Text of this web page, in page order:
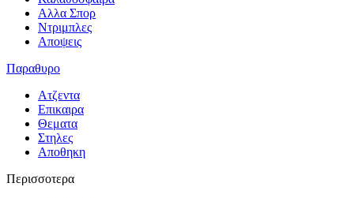
Αλλα Σπορ
Ντριμπλες
Αποψεις
Παραθυρο
Ατζεντα
Επικαιρα
Θεματα
Στηλες
Αποθηκη
Περισσοτερα